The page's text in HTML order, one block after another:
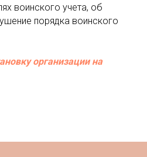
воинского учета, об
порядка воинского
организации на